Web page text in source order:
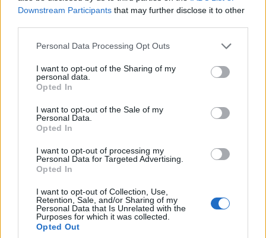
Downstream Participants that may further disclose it to other
Please note that this website/app uses one or more Google
not limited to your visit or usage behaviour. You may click to
grant or deny consent to Google and its third-party tags to
use your data for below specified purposes in below Google
consent section.
Personal Data Processing Opt Outs
I want to opt-out of the Sharing of my
personal data.
Opted In
I want to opt-out of the Sale of my
Personal Data.
Opted In
I want to opt-out of processing my
Personal Data for Targeted Advertising.
Opted In
I want to opt-out of Collection, Use,
Retention, Sale, and/or Sharing of my
Personal Data that Is Unrelated with the
Purposes for which it was collected.
Opted Out
neanche un vaccino contro il covid
TEMI: Lucchese Olbia Calcio Serie C
Condividi l'articolo
F
a
ce
b
o
o
k
T
w
it
te
Pi
n
te
re
W
at
s
p
p
S
a
re
Articolo precedente
Prossimo articolo
NOTIZIE RECENTI